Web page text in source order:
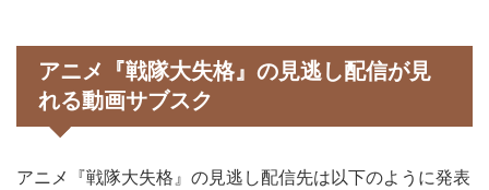
アニメ『戦隊大失格』の見逃し配信が見
れる動画サブスク
アニメ『戦隊大失格』の見逃し配信先は以下のように発表